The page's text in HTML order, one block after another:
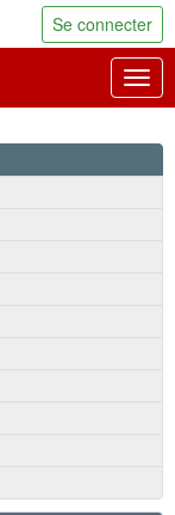
Se connecter